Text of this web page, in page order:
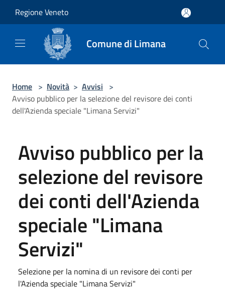
Regione Veneto
Comune di Limana
Home > Novità > Avvisi >
Avviso pubblico per la selezione del revisore dei conti
dell'Azienda speciale "Limana Servizi"
Avviso pubblico per la
selezione del revisore
dei conti dell'Azienda
speciale "Limana
Servizi"
Selezione per la nomina di un revisore dei conti per
l'Azienda speciale "Limana Servizi"